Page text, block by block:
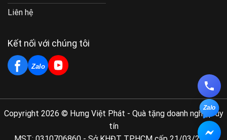
Liên hệ
Kết nối với chúng tôi
Zalo
Copyright 2026 © Hưng Việt Phát - Quà tặng doanh nghiệp uy
tín
Zalo